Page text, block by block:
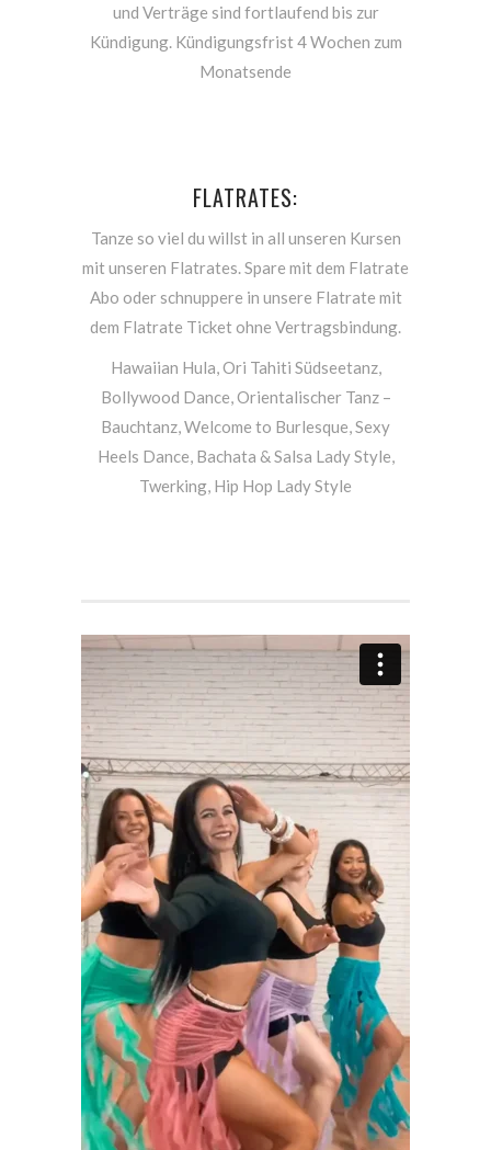
und Verträge sind fortlaufend bis zur
Kündigung. Kündigungsfrist 4 Wochen zum
Monatsende
FLATRATES:
Tanze so viel du willst in all unseren Kursen
mit unseren Flatrates. Spare mit dem Flatrate
Abo oder schnuppere in unsere Flatrate mit
dem Flatrate Ticket ohne Vertragsbindung.
Hawaiian Hula, Ori Tahiti Südseetanz,
Bollywood Dance, Orientalischer Tanz –
Bauchtanz, Welcome to Burlesque, Sexy
Heels Dance, Bachata & Salsa Lady Style,
Twerking, Hip Hop Lady Style